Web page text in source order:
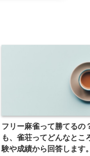
フリー麻雀って勝てるの
も、雀荘ってどんなとこ
験や成績から回答します